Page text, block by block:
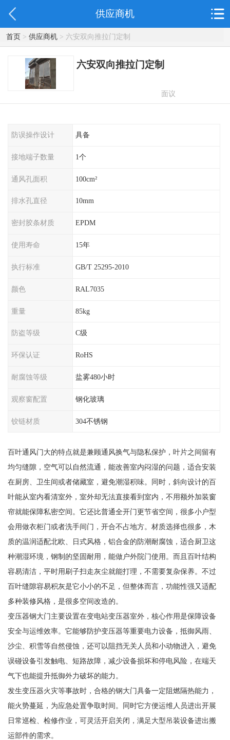
供应商机
首页> 供应商机> 六安双向推拉门定制
六安双向推拉门定制
面议
防误操作设计 具备
接地端子数量 1个
通风孔面积 100cm²
排水孔直径 10mm
密封胶条材质 EPDM
使用寿命 15年
执行标准 GB/T 25295-2010
颜色 RAL7035
重量 85kg
防盗等级 C级
环保认证 RoHS
耐腐蚀等级 盐雾480小时
观察窗配置 钢化玻璃
铰链材质 304不锈钢
百叶通风门大的特点就是兼顾通风换气与隐私保护，叶片之间留有
均匀缝隙，空气可以自然流通，能改善室内闷湿的问题，适合安装
在厨房、卫生间或者储藏室，避免潮湿积味。同时，斜向设计的百
叶能从室内看清室外，室外却无法直接看到室内，不用额外加装窗
帘就能保障私密空间。它还比普通全开门更节省空间，很多小户型
会用做衣柜门或者洗手间门，开合不占地方。材质选择也很多，木
质的温润适配北欧、日式风格，铝合金的防潮耐腐蚀，适合厨卫这
种潮湿环境，钢制的坚固耐用，能做户外院门使用。而且百叶结构
容易清洁，平时用刷子扫走灰尘就能打理，不需要复杂保养。不过
百叶缝隙容易积灰是它小小的不足，但整体而言，功能性强又适配
多种装修风格，是很多空间改造的。
变压器钢大门主要设置在变电站变压器室外，核心作用是保障设备
安全与运维效率。它能够防护变压器等重要电力设备，抵御风雨、
沙尘、积雪等自然侵蚀，还可以阻挡无关人员和小动物进入，避免
误碰设备引发触电、短路故障，减少设备损坏和停电风险，在端天
气下也能提升抵御外力破坏的能力。
发生变压器火灾等事故时，合格的钢大门具备一定阻燃隔热能力，
能火势蔓延，为应急处置争取时间。同时它方便运维人员进出开展
日常巡检、检修作业，可灵活开启关闭，满足大型吊装设备进出搬
运部件的需求。